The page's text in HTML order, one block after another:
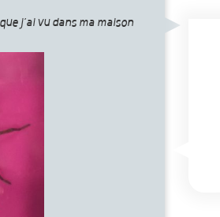
j’ai vu dans ma maison